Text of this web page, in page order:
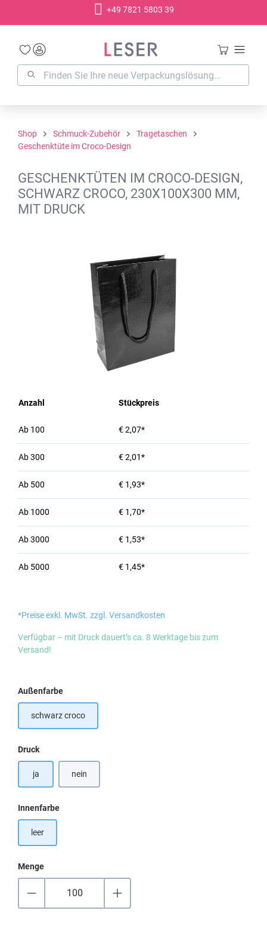
+49 7821 5803 39
Shop Schmuck-Zubehör
Tragetaschen
Geschenktüte im Croco-Design
GESCHENKTÜTEN IM CROCO-DESIGN,
SCHWARZ CROCO, 230X100X300 MM,
MIT DRUCK
Anzahl Stückpreis
Ab 100 € 2,07*
Ab300 € 2,01*
Ab 500 € 1,93*
Ab 1000 € 1,70*
Ab3000 € 1,53*
Ab 5000 € 1,45*
*Preise exkl. MwSt. zzgl. Versandkosten
Verfügbar – mit Druck dauert’s ca. 8 Werktage bis zum
Versand!
Außenfarbeauswählen
schwarz croco
Druckauswählen
ja nein
Innenfarbeauswählen
leer
Menge